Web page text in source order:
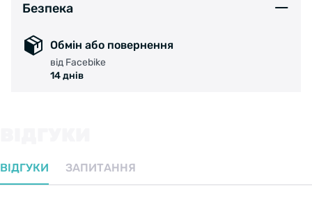
Безпека
Обмін або повернення
від Facebike
14 днів
ВІДГУКИ ЗАПИТАННЯ